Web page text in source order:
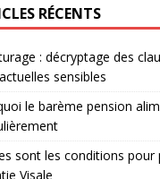
RÉCENTS
: décryptage des
sensibles
le barème pension
sont les conditions pour
Visale